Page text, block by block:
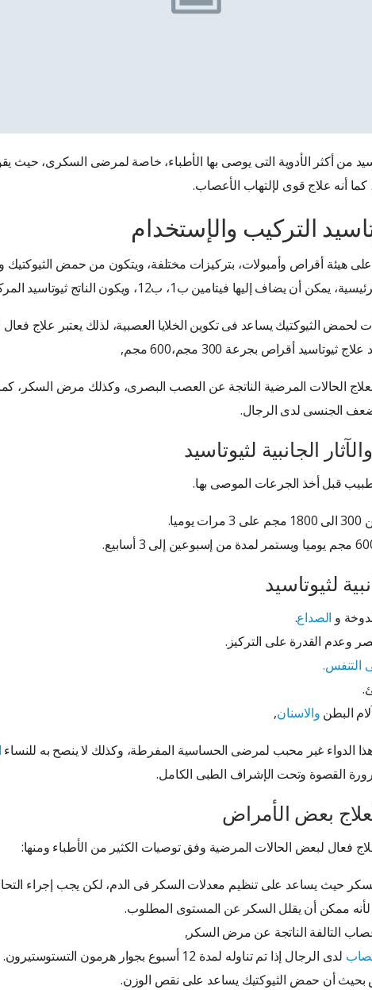
من أكثر الأدوية التى يوصى بها الأطباء، خاصة لمرضى السكرى، حيث
أنه علاج قوى لإلتهاب الأعصاب.
التركيب والإستخدام
على هيئة أقراص وأمبولات، بتركيزات مختلفة، ويتكون من حمض الثيوكتيك
أن يضاف إليها فيتامين ب1، ب12، ويكون الناتج ثيوتاسيد المركب.
لحمض الثيوكتيك يساعد فى تكوين الخلايا العصبية، لذلك يعتبر علاج فعال
ثيوتاسيد أقراص بجرعة 300 مجم،600 مجم,
الحالات المرضية الناتجة عن العصب البصرى، وكذلك مرض السكر،
الجنسى لدى الرجال.
الجانبية لثيوتاسيد
قبل أخذ الجرعات الموصى بها.
لثيوتاسيد
و الصداع.
وعدم القدرة على التركيز.
التنفس.
البطن والاسنان,
الدواء غير محبب لمرضى الحساسية المفرطة، وكذلك لا ينصح به للنساء
القصوة وتحت الإشراف الطبى الكامل.
بعض الأمراض
فعال لبعض الحالات المرضية وفق توصيات الكثير من الأطباء ومنها:
حيث يساعد على تنظيم معدلات السكر فى الدم، لكن يجب إجراء
لأنه ممكن أن يقلل السكر عن المستوى المطلوب.
التالفة الناتجة عن مرض السكر,
لدى الرجال إذا تم تناوله لمدة 12 أسبوع بجوار هرمون التستوستيرون.
بحيث أن حمض الثيوكتيك يساعد على نقص الوزن.